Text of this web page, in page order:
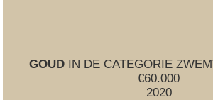
GOUDIN DE CATEGORIE
€60.000
2020